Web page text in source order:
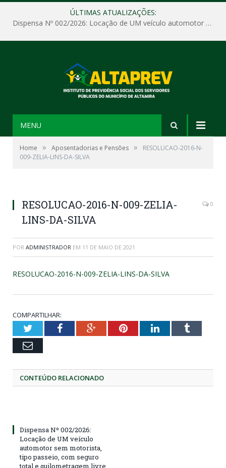
ÚLTIMAS ATUALIZAÇÕES:
Dispensa Nº 002/2026: Locação de UM veículo automotor sem motorista, tipo passeio, com seguro total e quilometragem livre, para atender as demandas operacionais e administrativas do Instituto de Previdência Social dos Servidores Públicos do Município de Altamira – PA – ALTAPREV.
MENU
Home » Aposentadorias e Pensões »
RESOLUCAO-2016-N-
009-ZELIA-LINS-DA-SILVA
RESOLUCAO-2016-N-009-ZELIA-
LINS-DA-SILVA
0
POR ADMINISTRADOR EM 11 DE MAIO DE 2021
RESOLUCAO-2016-N-009-ZELIA-LINS-DA-SILVA
COMPARTILHAR:
TwitterFacebookGoogle+PinterestLinkedInTumblr
Email
CONTEÚDO RELACIONADO
Dispensa Nº 002/2026:
Locação de UM veículo
automotor sem motorista,
tipo passeio, com seguro
total e quilometragem livre,